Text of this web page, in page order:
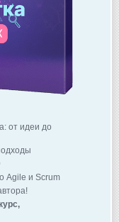
от идеи до
Agile и Scrum